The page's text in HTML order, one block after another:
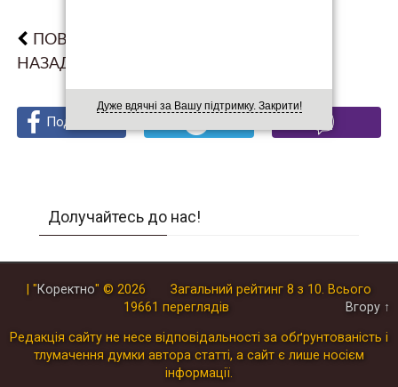
Дуже вдячні за Вашу підтримку. Закрити!
ПОВЕРНУТИСЯ
НАЗАД
Поділитися
Поділитися
Поділитися
Долучайтесь до нас!
| "Коректно" © 2026 Загальний рейтинг 8 з 10. Всього
19661 переглядів Вгору ↑
Редакція сайту не несе відповідальності за обґрунтованість і
тлумачення думки автора статті, а сайт є лише носієм
інформації.